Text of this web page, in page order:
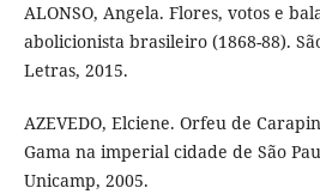
ALONSO, Angela. Flores, votos e
abolicionista brasileiro (1868-88).
Letras, 2015.
AZEVEDO, Elciene. Orfeu de
Gama na imperial cidade de São
Unicamp, 2005.